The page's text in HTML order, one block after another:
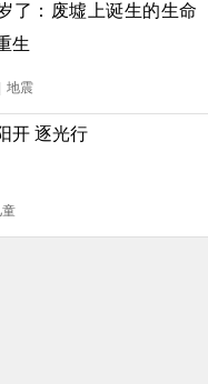
了：废墟上诞生的生命
生
地震
开 逐光行
童